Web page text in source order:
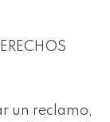
un reclamo,